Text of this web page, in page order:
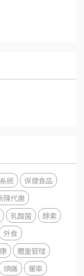
統
保健食品
陳代謝
乳酸菌
酵素
外食
體重管理
頭痛
暈車